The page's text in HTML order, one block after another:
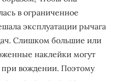
в ограниченное
эксплуатации рычага
Слишком большие или
наклейки могут
при вождении. Поэтому